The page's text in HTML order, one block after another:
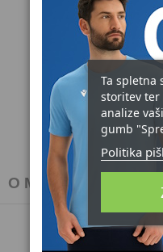
O Macron
Ta spletna
storitev ter
analize
gumb
Politika